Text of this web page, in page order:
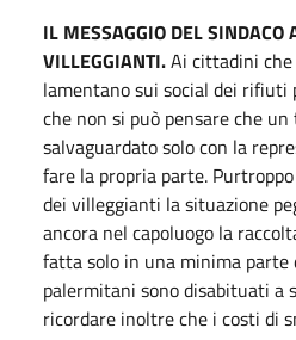
IL MESSAGGIO DEL SINDACO
VILLEGGIANTI.Ai cittadini
lamentano sui social dei rifiuti
che non si può pensare che
salvaguardato solo con la
fare la propria parte.
dei villeggianti la situazione
ancora nel capoluogo la
fatta solo in una minima
palermitani sono disabituati a
ricordare inoltre che i costi di